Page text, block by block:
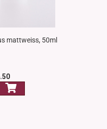
mattweiss, 50ml